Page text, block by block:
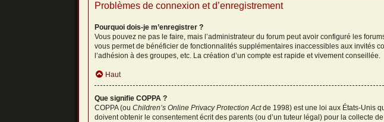
Problèmes de connexion et d’enregistrement
Pourquoi dois-je m’enregistrer ?
Vous pouvez ne pas le faire, mais l’administrateur du forum peut avoir configuré les
vous permet de bénéficier de fonctionnalités supplémentaires inaccessibles aux invités
l’adhésion à des groupes, etc. La création d’un compte est rapide et vivement conseillée.
Haut
Que signifie COPPA ?
COPPA (ou Children’s Online Privacy Protection Actde 1998) est une loi aux États-Unis
doivent obtenir le consentement écrit des parents (ou d’un tuteur légal) pour la collecte